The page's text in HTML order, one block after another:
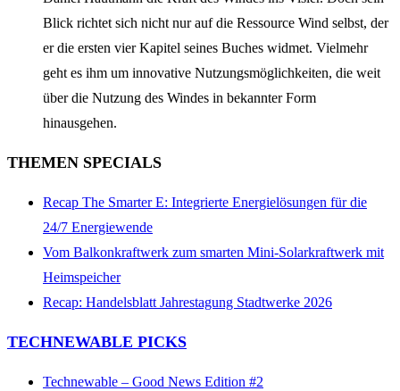
Blick richtet sich nicht nur auf die Ressource Wind selbst, der
er die ersten vier Kapitel seines Buches widmet. Vielmehr
geht es ihm um innovative Nutzungsmöglichkeiten, die weit
über die Nutzung des Windes in bekannter Form
hinausgehen.
THEMEN SPECIALS
Recap The Smarter E: Integrierte Energielösungen für die
24/7 Energiewende
Vom Balkonkraftwerk zum smarten Mini-Solarkraftwerk mit
Heimspeicher
Recap: Handelsblatt Jahrestagung Stadtwerke 2026
TECHNEWABLE PICKS
Technewable – Good News Edition #2